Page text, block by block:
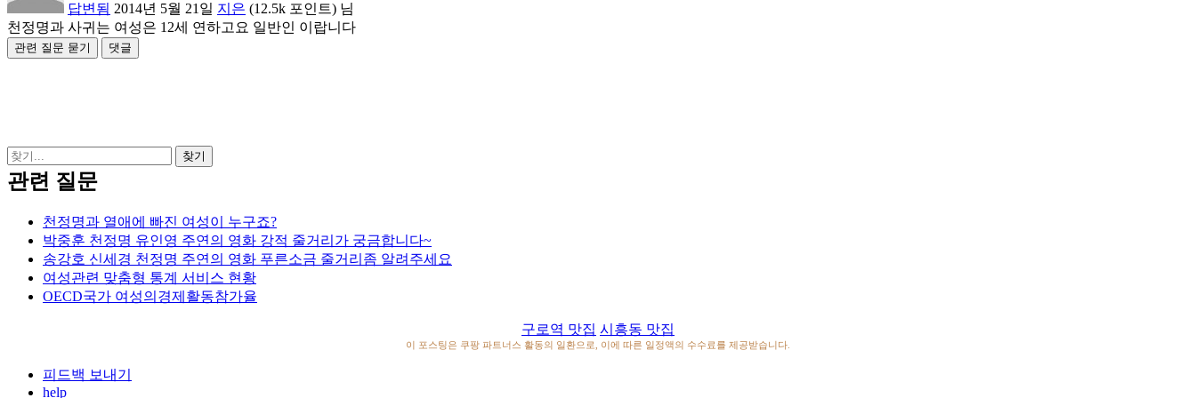
답변됨 2014년 5월 21일 지은 (12.5k 포인트) 님
천정명과 사귀는 여성은 12세 연하고요 일반인 이랍니다
관련 질문
천정명과 열애에 빠진 여성이 누구죠?
박중훈 천정명 유인영 주연의 영화 강적 줄거리가 궁금합니다~
송강호 신세경 천정명 주연의 영화 푸른소금 줄거리좀 알려주세요
여성관련 맞춤형 통계 서비스 현황
OECD국가 여성의경제활동참가율
구로역 맛집 시흥동 맛집
이 포스팅은 쿠팡 파트너스 활동의 일환으로, 이에 따른 일정액의 수수료를 제공받습니다.
피드백 보내기
help